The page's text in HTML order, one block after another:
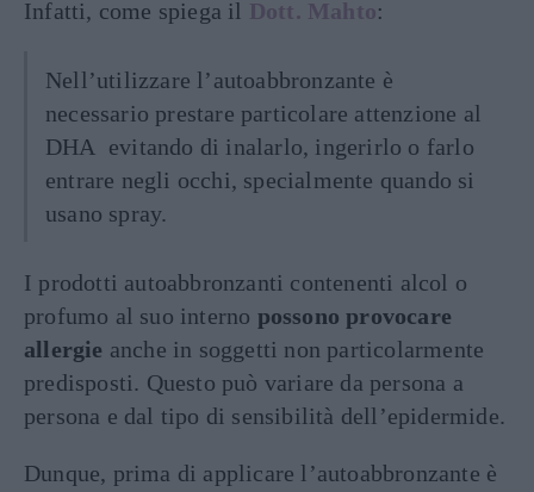
Infatti, come spiega il Dott. Mahto:
Nell’utilizzare l’autoabbronzante è
necessario prestare particolare attenzione al
DHA evitando di inalarlo, ingerirlo o farlo
entrare negli occhi, specialmente quando si
usano spray.
I prodotti autoabbronzanti contenenti alcol o
profumo al suo interno possono provocare
allergie anche in soggetti non particolarmente
predisposti. Questo può variare da persona a
persona e dal tipo di sensibilità dell’epidermide.
Dunque, prima di applicare l’autoabbronzante è